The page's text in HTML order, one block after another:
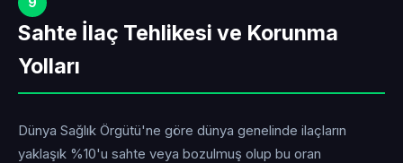
Sahte İlaç Tehlikesi ve Korunma
Yolları
Dünya Sağlık Örgütü'ne göre dünya genelinde ilaçların
yaklaşık %10'u sahte veya bozulmuş olup bu oran